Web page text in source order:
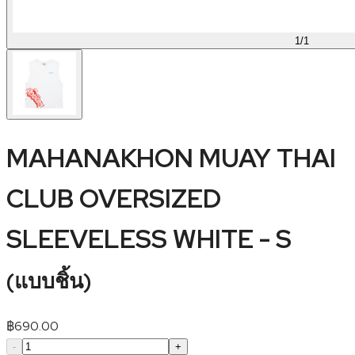
1/1
MAHANAKHON MUAY THAI
CLUB OVERSIZED
SLEEVELESS WHITE - S
(แบบชิ้น)
฿690.00
- +